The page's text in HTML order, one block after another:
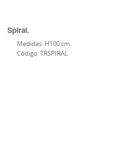
Spiral.
Medidas: H100 cm.
Código: TRSPIRAL